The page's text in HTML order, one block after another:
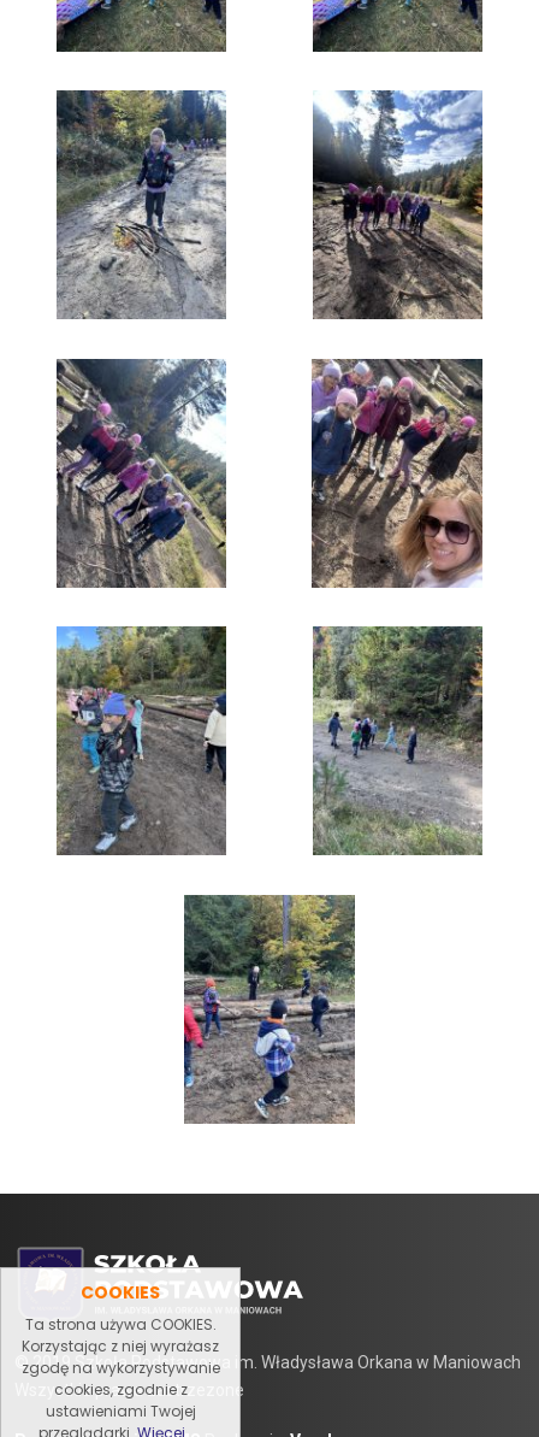
COOKIES
Ta strona używa COOKIES.
Korzystając z niej wyrażasz
zgodę na wykorzystywanie
cookies, zgodnie z
ustawieniami Twojej
przeglądarki. Więcej ....
© 2019 Szkoła Podstawowa im. Władysława Orkana w Maniowach
Wszystkie prawa zastrzezone